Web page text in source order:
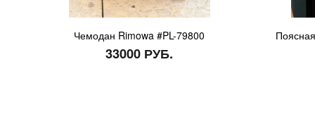
Чемодан Rimowa #PL-79800
33000 РУБ.